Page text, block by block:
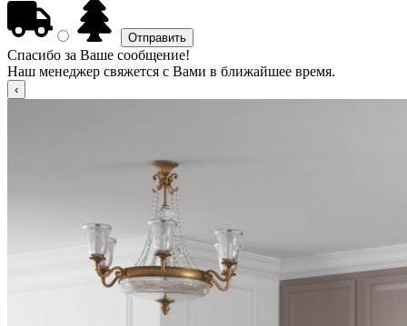
Спасибо за Ваше сообщение!
Наш менеджер свяжется с Вами в ближайшее время.